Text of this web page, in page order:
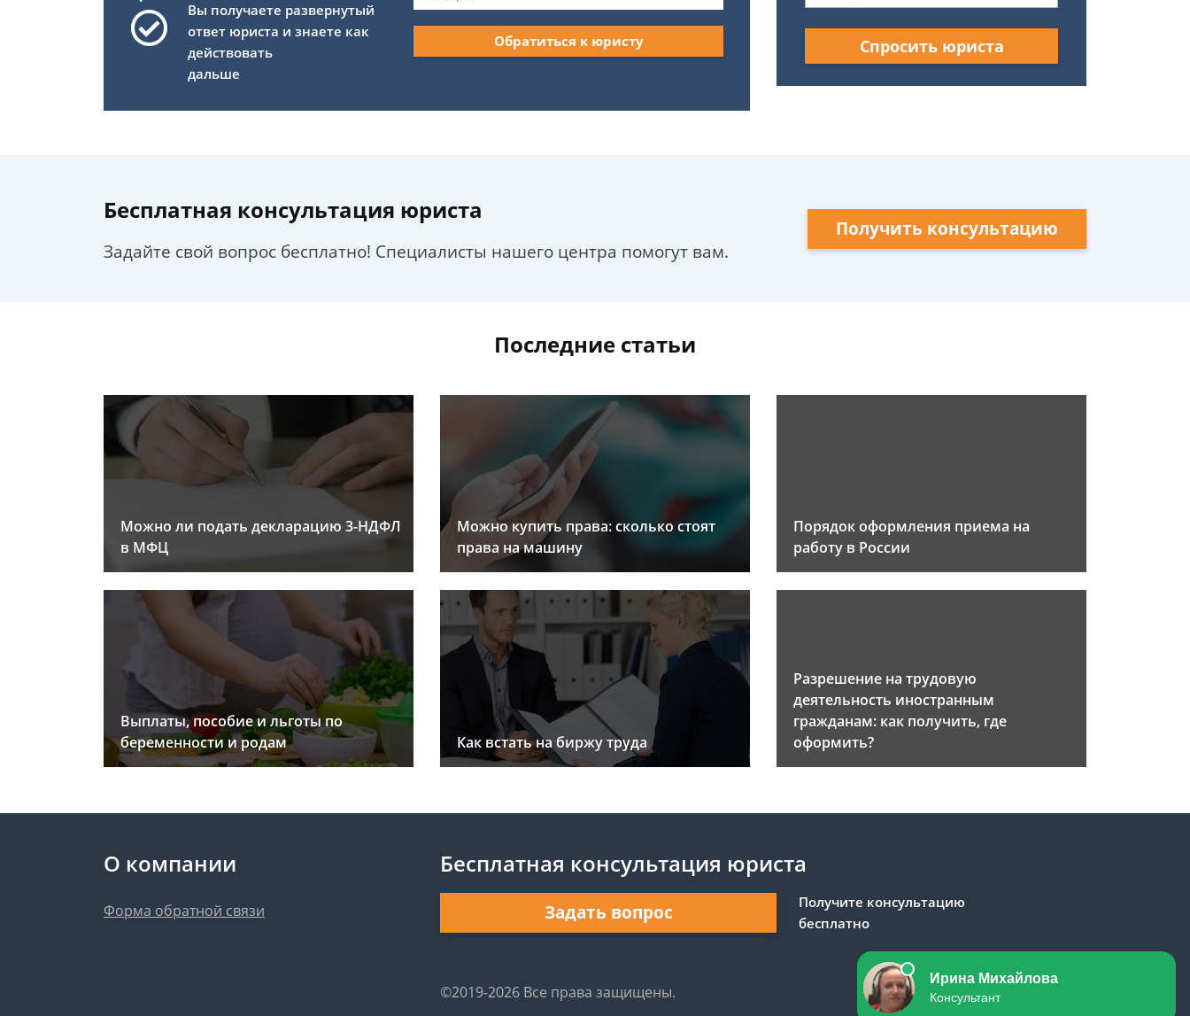
Вы получаете развернутый
ответ юриста и знаете как
действовать
дальше
Обратиться к юристу Спросить юриста
Бесплатная консультация юриста
Задайте свой вопрос бесплатно! Специалисты нашего центра помогут вам.
Получить консультацию
Последние статьи
Можно ли подать декларацию 3-НДФЛ
в МФЦ
Можно купить права: сколько стоят
права на машину
Порядок оформления приема на
работу в России
Выплаты, пособие и льготы по
беременности и родам
Как встать на биржу труда
Разрешение на трудовую
деятельность иностранным
гражданам: как получить, где
оформить?
О компании
Форма обратной связи
Бесплатная консультация юриста
Задать вопрос
Получите консультацию
бесплатно
©2019-2026 Все права защищены.